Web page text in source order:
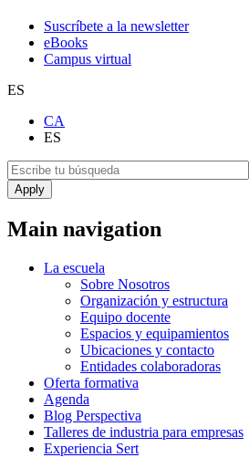
Suscríbete a la newsletter
eBooks
Campus virtual
ES
CA
ES
Main navigation
La escuela
Sobre Nosotros
Organización y estructura
Equipo docente
Espacios y equipamientos
Ubicaciones y contacto
Entidades colaboradoras
Oferta formativa
Agenda
Blog Perspectiva
Talleres de industria para empresas
Experiencia Sert